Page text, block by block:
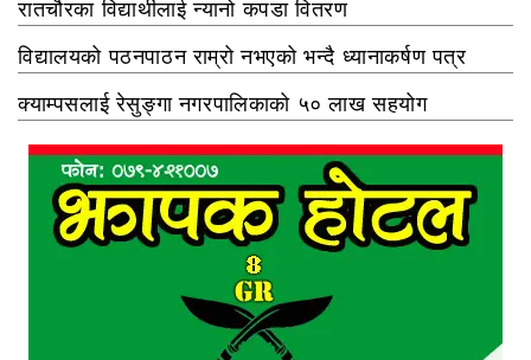
रातचौरका विद्यार्थीलाई न्यानो कपडा वितरण
विद्यालयको पठनपाठन राम्रो नभएको भन्दै ध्यानाकर्षण पत्र
क्याम्पसलाई रेसुङ्गा नगरपालिकाको ५० लाख सहयोग